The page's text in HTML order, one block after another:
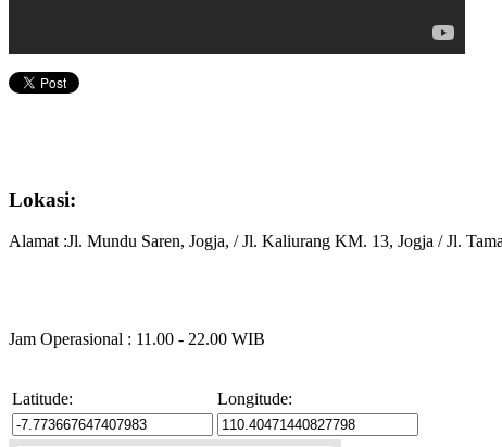
Lokasi:
Alamat :Jl. Mundu Saren, Jogja, / Jl. Kaliurang KM. 13, Jogja / Jl.
Jam Operasional : 11.00 - 22.00 WIB
Latitude: Longitude: